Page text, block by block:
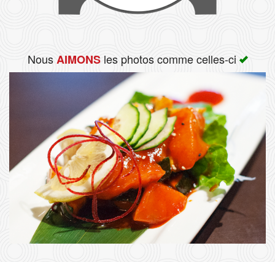
NousAIMONSles photos comme celles-ci